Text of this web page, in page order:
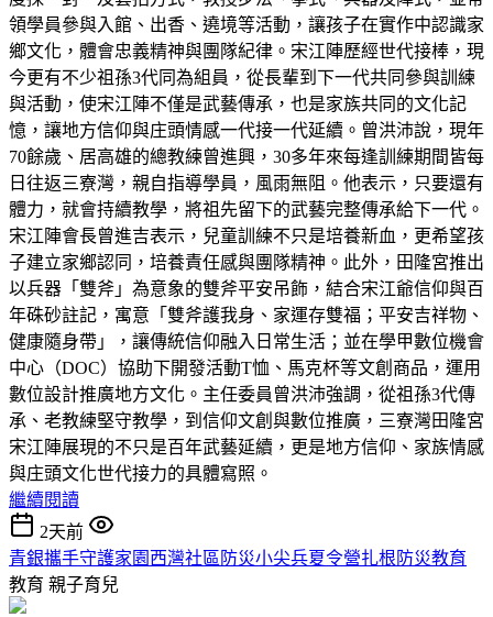
領學員參與入館、出香、遶境等活動，讓孩子在實作中認識家
鄉文化，體會忠義精神與團隊紀律。宋江陣歷經世代接棒，現
今更有不少祖孫3代同為組員，從長輩到下一代共同參與訓練
與活動，使宋江陣不僅是武藝傳承，也是家族共同的文化記
憶，讓地方信仰與庄頭情感一代接一代延續。曾洪沛說，現年
70餘歲、居高雄的總教練曾進興，30多年來每逢訓練期間皆每
日往返三寮灣，親自指導學員，風雨無阻。他表示，只要還有
體力，就會持續教學，將祖先留下的武藝完整傳承給下一代。
宋江陣會長曾進吉表示，兒童訓練不只是培養新血，更希望孩
子建立家鄉認同，培養責任感與團隊精神。此外，田隆宮推出
以兵器「雙斧」為意象的雙斧平安吊飾，結合宋江爺信仰與百
年硃砂註記，寓意「雙斧護我身、家運存雙福；平安吉祥物、
健康隨身帶」，讓傳統信仰融入日常生活；並在學甲數位機會
中心（DOC）協助下開發活動T恤、馬克杯等文創商品，運用
數位設計推廣地方文化。主任委員曾洪沛強調，從祖孫3代傳
承、老教練堅守教學，到信仰文創與數位推廣，三寮灣田隆宮
宋江陣展現的不只是百年武藝延續，更是地方信仰、家族情感
與庄頭文化世代接力的具體寫照。
繼續閱讀
2天前
青銀攜手守護家園西灣社區防災小尖兵夏令營扎根防災教育
教育 親子育兒